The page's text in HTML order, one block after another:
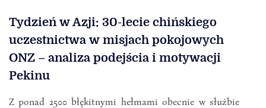
Tydzień w Azji: 30-lecie chińskiego
uczestnictwa w misjach pokojowych
ONZ – analiza podejścia i motywacji
Pekinu
Z ponad 2500 błękitnymi hełmami obecnie w służbie